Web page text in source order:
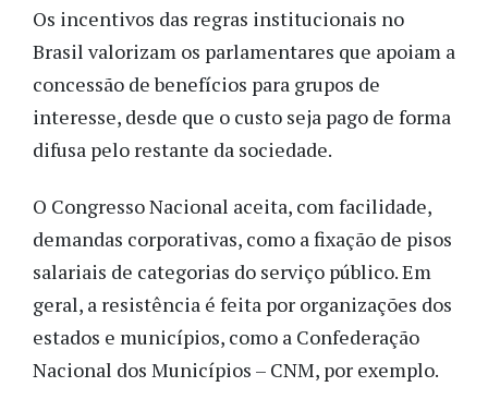
Os incentivos das regras institucionais no
Brasil valorizam os parlamentares que apoiam a
concessão de benefícios para grupos de
interesse, desde que o custo seja pago de forma
difusa pelo restante da sociedade.
O Congresso Nacional aceita, com facilidade,
demandas corporativas, como a fixação de pisos
salariais de categorias do serviço público. Em
geral, a resistência é feita por organizações dos
estados e municípios, como a Confederação
Nacional dos Municípios – CNM, por exemplo.